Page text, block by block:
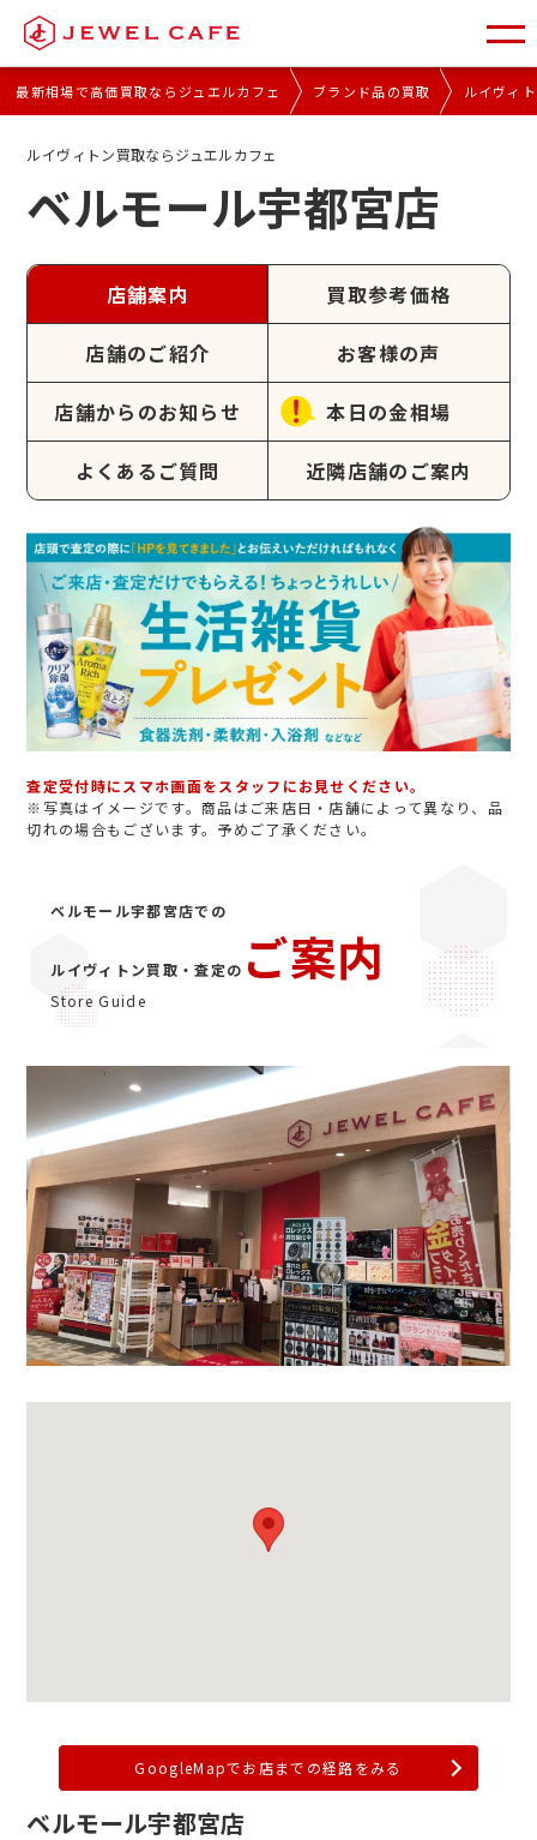
最新相場で高価買取ならジュエルカフェ ブランド品の買取 ルイヴィ
ルイヴィトン買取ならジュエルカフェ
ベルモール宇都宮店
店舗案内 買取参考価格
店舗のご紹介 お客様の声
店舗からのお知らせ 本日の金相場
よくあるご質問 近隣店舗のご案内
査定受付時にスマホ画面をスタッフにお見せください。
※写真はイメージです。商品はご来店日・店舗によって異なり、品
切れの場合もございます。予めご了承ください。
ベルモール宇都宮店での
ルイヴィトン買取・査定の ご案内
Store Guide
GoogleMapでお店までの経路をみる
ベルモール宇都宮店